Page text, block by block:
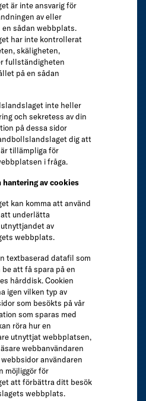
är inte ansvarig för
av eller
sådan webbplats.
har inte kontrollerat
skäligheten,
fullständigheten
på en sådan
inte heller
och sekretess av din
på dessa sidor
dig att
tillämpliga för
i fråga.
hantering av cookies
kan komma att använd
att underlätta
av
webbplats.
textbaserad datafil som
att få spara på en
hårddisk. Cookien
igen vilken typ av
som besökts på vår
som sparas med
röra hur en
utnyttjat webbplatsen,
webbanvändaren
användaren
möjliggör för
att förbättra ditt besök
webbplats.